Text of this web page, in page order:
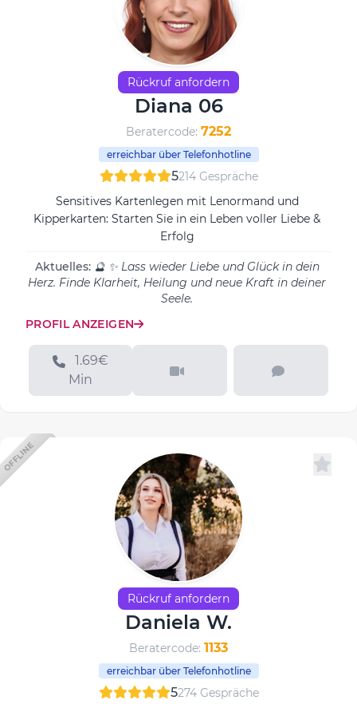
Rückruf anfordern
Diana 06
Beratercode: 7252
erreichbar über Telefonhotline
5214 Gespräche
Sensitives Kartenlegen mit Lenormand und
Kipperkarten: Starten Sie in ein Leben voller Liebe &
Erfolg
Aktuelles: 🔮 ✨ Lass wieder Liebe und Glück in dein
Herz. Finde Klarheit, Heilung und neue Kraft in deiner
Seele.
PROFIL ANZEIGEN
1.69€
Min
OFFLINE
Rückruf anfordern
Daniela W.
Beratercode: 1133
erreichbar über Telefonhotline
5274 Gespräche